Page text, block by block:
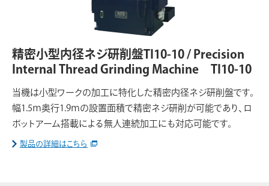
精密小型内径ネジ研削盤TI10-10 / Precision
Internal Thread Grinding Machine TI10-10
当機は小型ワークの加工に特化した精密内径ネジ研削盤です。
幅1.5ｍ奥行1.9ｍの設置面積で精密ネジ研削が可能であり、ロ
ボットアーム搭載による無人連続加工にも対応可能です。
製品の詳細はこちら